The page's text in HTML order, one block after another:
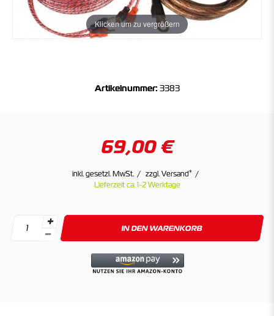
Klicken um zu vergrößern
Artikelnummer: 3383
69,00 €
inkl. gesetzl. MwSt. zzgl. Versand*
Lieferzeit ca. 1-2 Werktage
IN DEN WARENKORB